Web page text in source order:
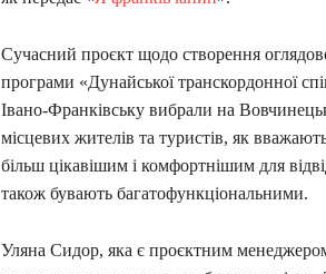
Сучасний проєкт щодо створення
програми «Дунайської транскордонної
Івано-Франківську вибрали на
місцевих жителів та туристів, як
більш цікавішим і комфортнішим для
також бувають багатофункціональними.
Уляна Сидор, яка є проєктним